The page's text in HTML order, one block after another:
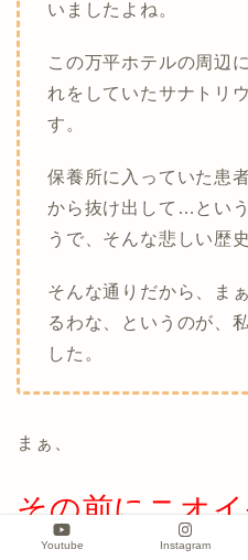
いましたよね。
この万平ホテルの周辺
れをしていたサナトリ
す。
保養所に入っていた患
から抜け出して…とい
うで、そんな悲しい歴
そんな通りだから、ま
るわな、というのが、
した。
まぁ、
その前にニオ
とかせぇ
Youtube Instagram